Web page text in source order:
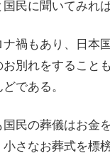
民に聞いてみれば
禍もあり、日本
別れをすること
である。
民の葬儀はお金
さなお葬式を標